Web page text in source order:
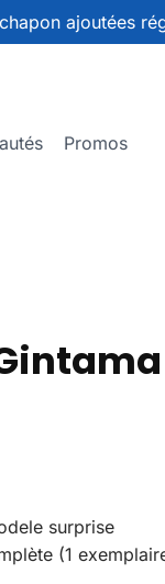
ajoutées
Promos
surprise
(1